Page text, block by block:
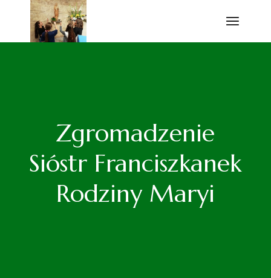
Przejdź
Zgromadzenie
Sióstr Franciszkanek
Rodziny Maryi